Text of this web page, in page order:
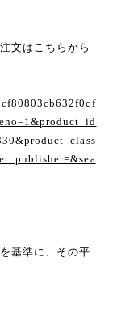
文はこちらから
基準に、その平